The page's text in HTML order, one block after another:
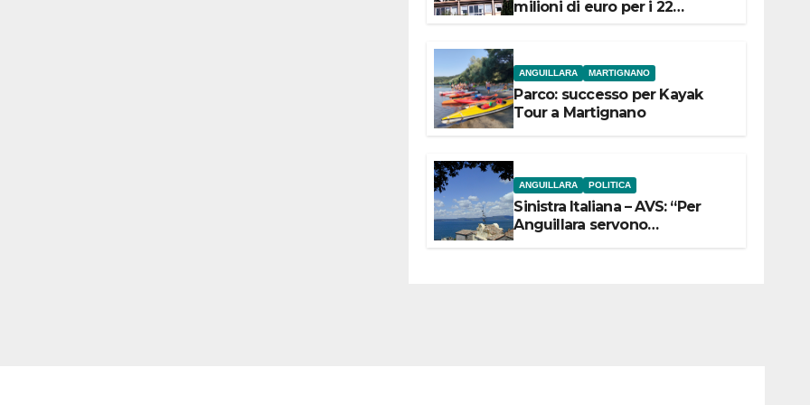
milioni di euro per i 22
ANGUILLARA MARTIGNANO
Parco: successo per Kayak
Tour a Martignano
ANGUILLARA POLITICA
Sinistra Italiana – AVS: “Per
Anguillara servono